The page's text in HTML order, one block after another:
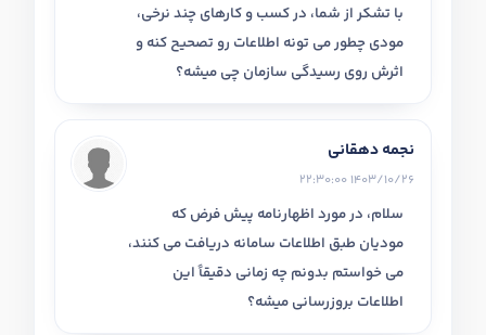
با تشکر از شما، در کسب و کارهای چند نرخی،
مودی چطور می تونه اطلاعات رو تصحیح کنه و
اثرش روی رسیدگی سازمان چی میشه؟
نجمه دهقانی
1403/10/26 22:30:00
سلام، در مورد اظهارنامه پیش فرض که
مودیان طبق اطلاعات سامانه دریافت می کنند،
می خواستم بدونم چه زمانی دقیقاً این
اطلاعات بروزرسانی میشه؟